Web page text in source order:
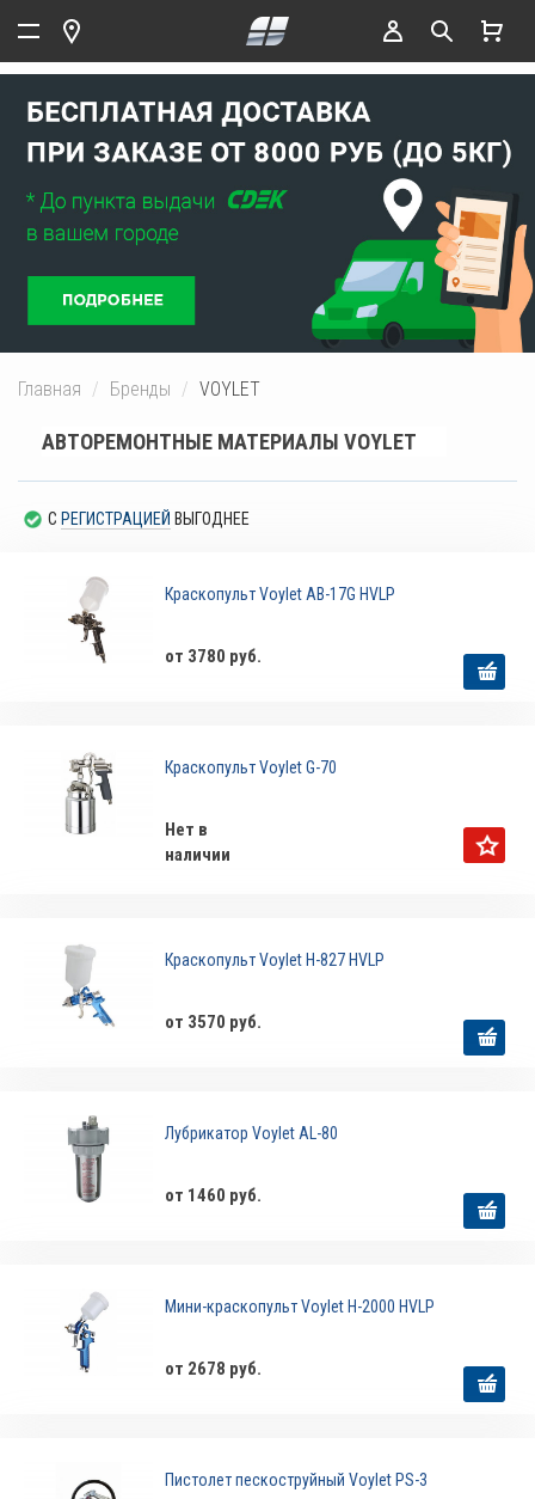
Главная Бренды VOYLET
АВТОРЕМОНТНЫЕ МАТЕРИАЛЫ VOYLET
С РЕГИСТРАЦИЕЙ ВЫГОДНЕЕ
Краскопульт Voylet AB-17G HVLP
от 3780 руб.
Краскопульт Voylet G-70
Нет в
наличии
Краскопульт Voylet H-827 HVLP
от 3570 руб.
Лубрикатор Voylet АL-80
от 1460 руб.
Мини-краскопульт Voylet H-2000 HVLP
от 2678 руб.
Пистолет пескоструйный Voylet PS-3